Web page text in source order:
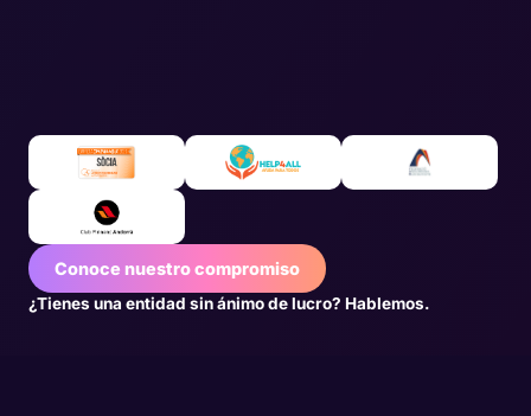
Conoce nuestro compromiso
¿Tienes una entidad sin ánimo de lucro? Hablemos.